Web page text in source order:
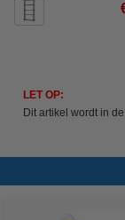
LET OP:
Dit artikel wordt in de